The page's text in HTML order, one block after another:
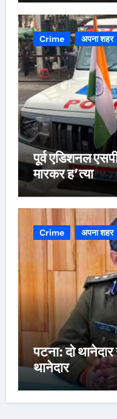
Crime अपना शहर
पूर्व एडिशनल
मारकर ह’त्या
Crime अपना शहर
पटना: दो
थानेदार